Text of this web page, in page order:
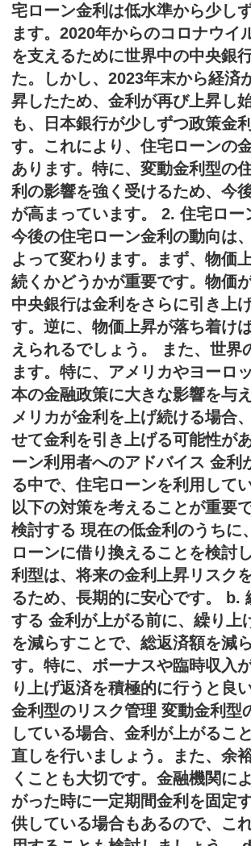
宅ローン金利は低水準から少し
ます。2020年からのコロナウイ
を支えるために世界中の中央銀
た。しかし、2023年末から経済
昇したため、金利が再び上昇し
も、日本銀行が少しずつ政策金
す。これにより、住宅ローンの
あります。特に、変動金利型の
利の影響を強く受けるため、今
が高まっています。 2. 住宅ロー
今後の住宅ローン金利の動向は
よって変わります。まず、物価
続くかどうかが重要です。物価
中央銀行は金利をさらに引き上
す。逆に、物価上昇が落ち着け
えられるでしょう。 また、世界
ます。特に、アメリカやヨーロ
本の金融政策に大きな影響を与
メリカが金利を上げ続ける場合
せて金利を引き上げる可能性が
ーン利用者へのアドバイス 金利
る中で、住宅ローンを利用して
以下の対策を考えることが重要
検討する 現在の低金利のうちに
ローンに借り換えることを検討
利型は、将来の金利上昇リスク
るため、長期的に安心です。 b.
する 金利が上がる前に、繰り上
を減らすことで、総返済額を減
す。特に、ボーナスや臨時収入
り上げ返済を積極的に行うと良
金利型のリスク管理 変動金利型
している場合、金利が上がるこ
直しを行いましょう。また、余
くことも大切です。金融機関に
がった時に一定期間金利を固定
供している場合もあるので、こ